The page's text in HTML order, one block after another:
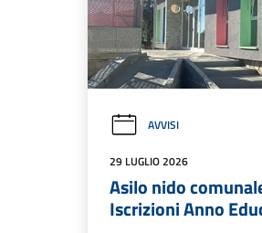
AVVISI
29 LUGLIO 2026
Asilo nido
Iscrizioni Anno